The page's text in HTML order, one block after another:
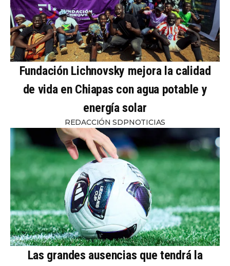
Fundación Lichnovsky mejora la calidad
de vida en Chiapas con agua potable y
energía solar
REDACCIÓN SDPNOTICIAS
Las grandes ausencias que tendrá la